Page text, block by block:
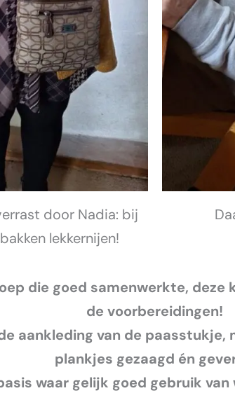
door Nadia: bij
lekkernijen!
die goed samenwerkte,
de voorbereidingen!
aankleding van de paasstukje,
plankjes gezaagd én
waar gelijk goed gebruik